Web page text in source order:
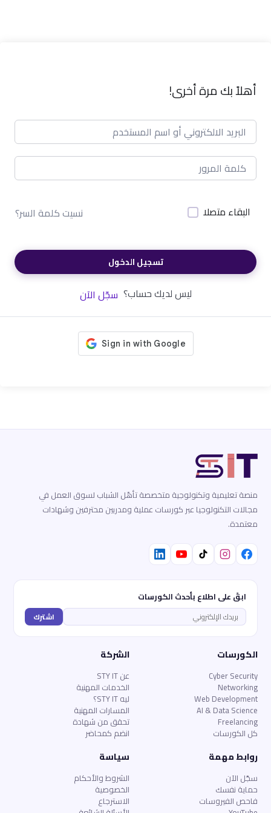
أهلاً بك مرة أخرى!
البقاء متصلا نسيت كلمة السر؟
تسجيل الدخول
ليس لديك حساب؟ سجّل الآن
منصة تعليمية وتكنولوجية متخصصة تأهّل الشباب لسوق العمل في
مجالات التكنولوجيا عبر كورسات عملية ومدربين محترفين وشهادات
معتمدة.
ابقَ على اطلاع بأحدث الكورسات
اشترك
الكورسات
Cyber Security
Networking
Web Development
AI & Data Science
Freelancing
كل الكورسات
الشركة
عن STY IT
الخدمات المهنية
ليه STY IT؟
المسارات المهنية
تحقق من شهادة
انضم كمحاضر
روابط مهمة
سجّل الآن
حماية نفسك
فاحص الفيروسات
سياسة
الشروط والأحكام
الخصوصية
الاسترجاع